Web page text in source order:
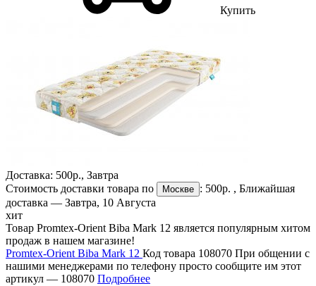
Купить
Доставка: 500р., Завтра
Стоимость доставки товара по
Москве : 500р. , Ближайшая
доставка — Завтра, 10 Августа
хит
Товар Promtex-Orient Biba Mark 12 является популярным хитом
продаж в нашем магазине!
Promtex-Orient Biba Mark 12 Код товара 108070 При общении с
нашими менеджерами по телефону просто сообщите им этот
артикул — 108070 Подробнее